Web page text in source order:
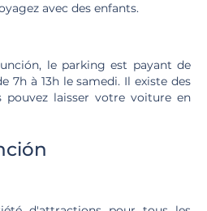
avec des enfants.
le parking est payant de
7h à 13h le samedi. Il existe des
pouvez laisser votre voiture en